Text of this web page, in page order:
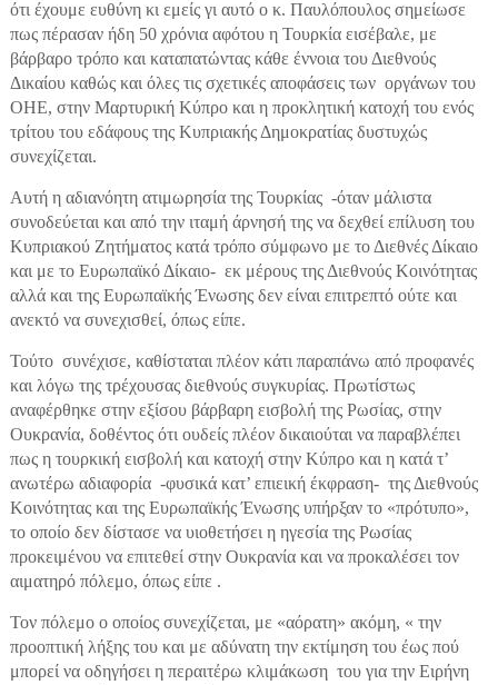
ότι έχουμε ευθύνη κι εμείς γι αυτό ο κ. Παυλόπουλος σημείωσε
πως πέρασαν ήδη 50 χρόνια αφότου η Τουρκία εισέβαλε, με
βάρβαρο τρόπο και καταπατώντας κάθε έννοια του Διεθνούς
Δικαίου καθώς και όλες τις σχετικές αποφάσεις των οργάνων του
ΟΗΕ, στην Μαρτυρική Κύπρο και η προκλητική κατοχή του ενός
τρίτου του εδάφους της Κυπριακής Δημοκρατίας δυστυχώς
συνεχίζεται.
Αυτή η αδιανόητη ατιμωρησία της Τουρκίας -όταν μάλιστα
συνοδεύεται και από την ιταμή άρνησή της να δεχθεί επίλυση του
Κυπριακού Ζητήματος κατά τρόπο σύμφωνο με το Διεθνές Δίκαιο
και με το Ευρωπαϊκό Δίκαιο- εκ μέρους της Διεθνούς Κοινότητας
αλλά και της Ευρωπαϊκής Ένωσης δεν είναι επιτρεπτό ούτε και
ανεκτό να συνεχισθεί, όπως είπε.
Τούτο συνέχισε, καθίσταται πλέον κάτι παραπάνω από προφανές
και λόγω της τρέχουσας διεθνούς συγκυρίας. Πρωτίστως
αναφέρθηκε στην εξίσου βάρβαρη εισβολή της Ρωσίας, στην
Ουκρανία, δοθέντος ότι ουδείς πλέον δικαιούται να παραβλέπει
πως η τουρκική εισβολή και κατοχή στην Κύπρο και η κατά τ’
ανωτέρω αδιαφορία -φυσικά κατ’ επιεική έκφραση- της Διεθνούς
Κοινότητας και της Ευρωπαϊκής Ένωσης υπήρξαν το «πρότυπο»,
το οποίο δεν δίστασε να υιοθετήσει η ηγεσία της Ρωσίας
προκειμένου να επιτεθεί στην Ουκρανία και να προκαλέσει τον
αιματηρό πόλεμο, όπως είπε .
Τον πόλεμο ο οποίος συνεχίζεται, με «αόρατη» ακόμη, « την
προοπτική λήξης του και με αδύνατη την εκτίμηση του έως πού
μπορεί να οδηγήσει η περαιτέρω κλιμάκωση του για την Ειρήνη